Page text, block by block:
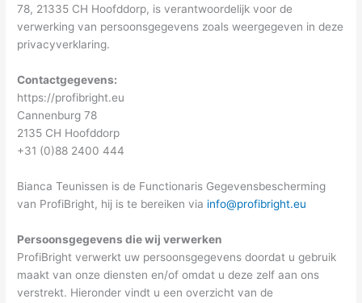
78, 21335 CH Hoofddorp, is verantwoordelijk voor de
verwerking van persoonsgegevens zoals weergegeven in deze
privacyverklaring.
Contactgegevens:
https://profibright.eu
Cannenburg 78
2135 CH Hoofddorp
+31 (0)88 2400 444
Bianca Teunissen is de Functionaris Gegevensbescherming
van ProfiBright, hij is te bereiken via info@profibright.eu
Persoonsgegevens die wij verwerken
ProfiBright verwerkt uw persoonsgegevens doordat u gebruik
maakt van onze diensten en/of omdat u deze zelf aan ons
verstrekt. Hieronder vindt u een overzicht van de